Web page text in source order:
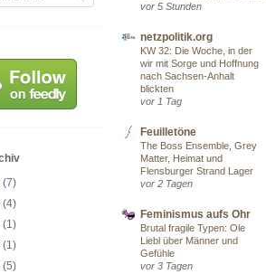
(7)
(4)
(1)
(1)
(5)
vor 5 Stunden
netzpolitik.org
KW 32: Die Woche, in der
wir mit Sorge und Hoffnung
nach Sachsen-Anhalt
blickten
vor 1 Tag
Feuilletöne
The Boss Ensemble, Grey
Matter, Heimat und
Flensburger Strand Lager
vor 2 Tagen
Feminismus aufs Ohr
Brutal fragile Typen: Ole
Liebl über Männer und
Gefühle
vor 3 Tagen